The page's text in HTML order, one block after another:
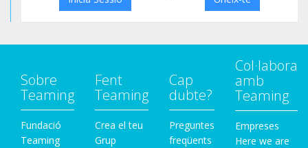
Sobre
Teaming
Fundació
Teaming
Fent
Teaming
Crea el teu
Grup
Cap
dubte?
Preguntes
freqüents
Col·labora
amb
Teaming
Empreses
Here we are